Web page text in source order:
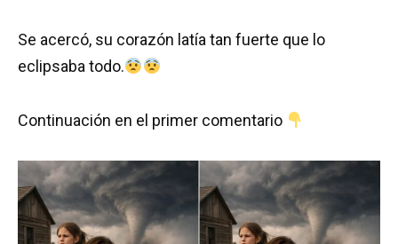
Se acercó, su corazón latía tan fuerte que lo
eclipsaba todo.
Continuación en el primer comentario